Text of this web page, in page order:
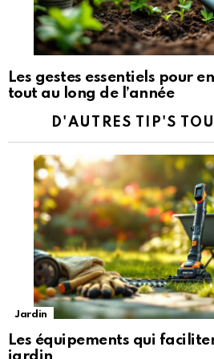
Les gestes essentiels pour
tout au long de l’année
D'AUTRES TIP'S
Jardin
Les équipements qui